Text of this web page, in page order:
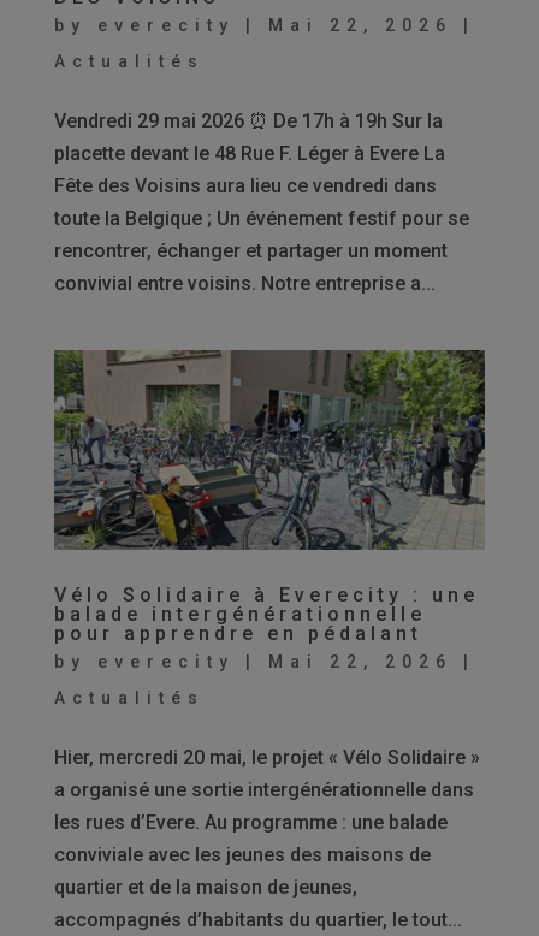
by everecity Mai 22, 2026
Actualités
Vendredi 29 mai 2026 ⏰ De 17h à 19h Sur la
placette devant le 48 Rue F. Léger à Evere La
Fête des Voisins aura lieu ce vendredi dans
toute la Belgique ; Un événement festif pour se
rencontrer, échanger et partager un moment
convivial entre voisins. Notre entreprise a...
Vélo Solidaire à Everecity : une
balade intergénérationnelle
pour apprendre en pédalant
by everecity Mai 22, 2026
Actualités
Hier, mercredi 20 mai, le projet « Vélo Solidaire »
a organisé une sortie intergénérationnelle dans
les rues d’Evere. Au programme : une balade
conviviale avec les jeunes des maisons de
quartier et de la maison de jeunes,
accompagnés d’habitants du quartier, le tout...